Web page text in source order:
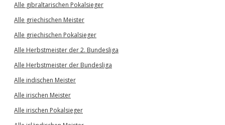
Alle gibraltarischen Pokalsieger
Alle griechischen Meister
Alle griechischen Pokalsieger
Alle Herbstmeister der 2. Bundesliga
Alle Herbstmeister der Bundesliga
Alle indischen Meister
Alle irischen Meister
Alle irischen Pokalsieger